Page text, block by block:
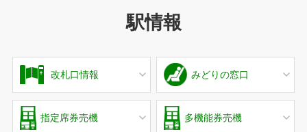
駅情報
改札口情報 みどりの窓口
指定席券売機 多機能券売機